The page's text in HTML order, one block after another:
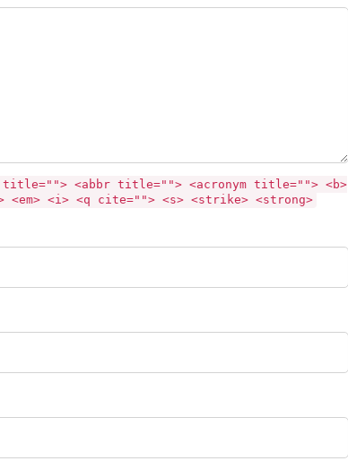
<abbr title=""> <acronym title=""> <b>
<em> <i> <q cite=""> <s> <strike> <strong>